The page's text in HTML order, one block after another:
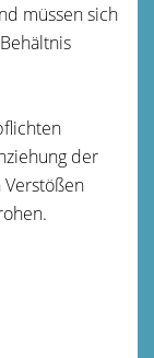
müssen sich
der